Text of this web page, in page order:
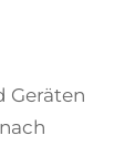
Geräten